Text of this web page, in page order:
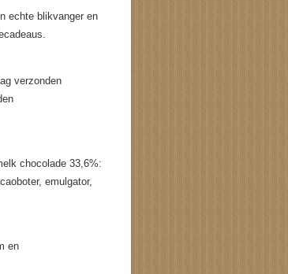
echte blikvanger en
verzonden
chocolade 33,6%:
emulgator,
en